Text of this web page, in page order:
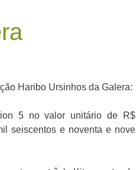
Haribo Ursinhos da Galera:
5 no valor unitário de R$
seiscentos e noventa e nove